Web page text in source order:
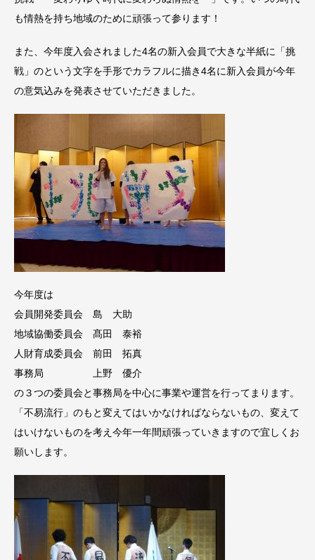
も情熱を持ち地域のために頑張って参ります！
また、今年度入会されました4名の新入会員で大きな半紙に「挑
戦」のという文字を手形でカラフルに描き4名に新入会員が今年
の意気込みを発表させていただきました。
今年度は
会員開発委員会 島 大助
地域協働委員会 髙田 泰裕
人財育成委員会 前田 拓真
事務局 上野 優介
の３つの委員会と事務局を中心に事業や運営を行ってまります。
「不易流行」のもと変えてはいかなければならないもの、変えて
はいけないものを考え今年一年間頑張っていきますので宜しくお
願いします。